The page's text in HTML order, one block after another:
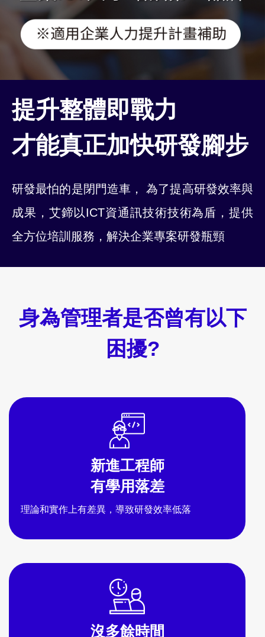
提升整體即戰力
才能真正加快研發腳步
研發最怕的是閉門造車， 為了提高研發效率與
成果，艾鍗以ICT資通訊技術技術為盾，提供
全方位培訓服務，解決企業專案研發瓶頸
身為管理者是否曾有以下
困擾?
新進工程師
有學用落差
理論和實作上有差異，導致研發效率低落
沒多餘時間